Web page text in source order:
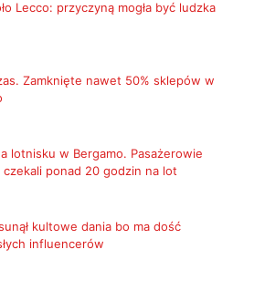
Lecco: przyczyną mogła być ludzka
Zamknięte nawet 50% sklepów w
lotnisku w Bergamo. Pasażerowie
czekali ponad 20 godzin na lot
kultowe dania bo ma dość
influencerów